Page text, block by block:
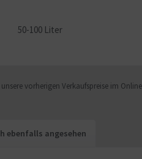
50-100 Liter
vorherigen Verkaufspreise im
ebenfalls angesehen